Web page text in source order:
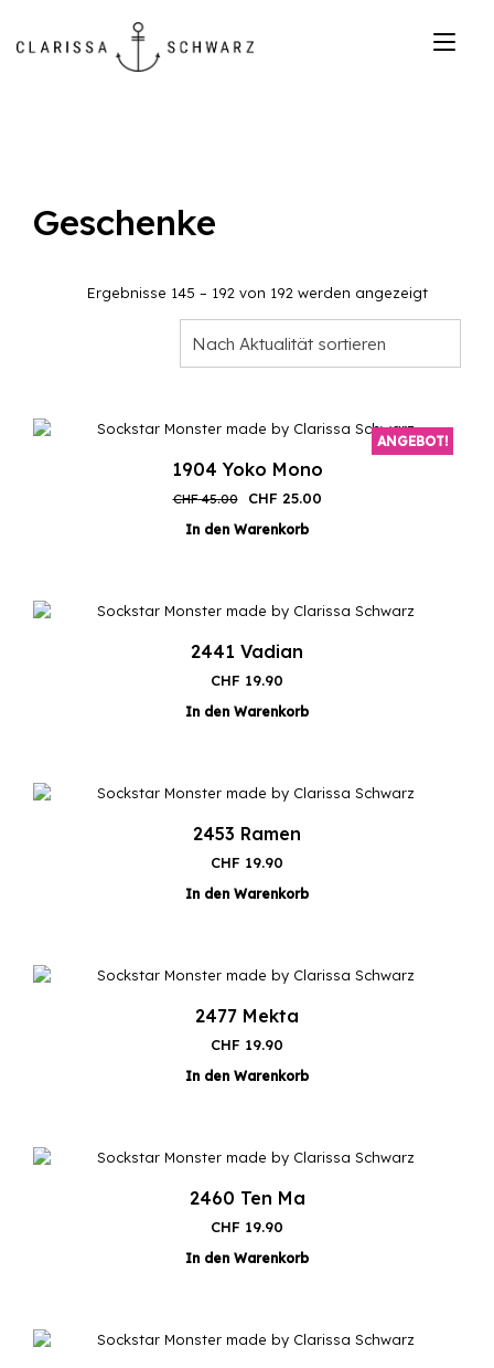
springen
Geschenke
Ergebnisse 145 – 192 von 192 werden angezeigtNach
Nach Aktualität sortieren
ANGEBOT!
1904 Yoko Mono
CHF45.00
Ursprünglicher
Preis
war:
CHF 25.00Aktueller
In den Warenkorb
2441 Vadian
CHF 19.90
In den Warenkorb
2453 Ramen
CHF 19.90
In den Warenkorb
2477 Mekta
CHF 19.90
In den Warenkorb
2460 Ten Ma
CHF 19.90
In den Warenkorb